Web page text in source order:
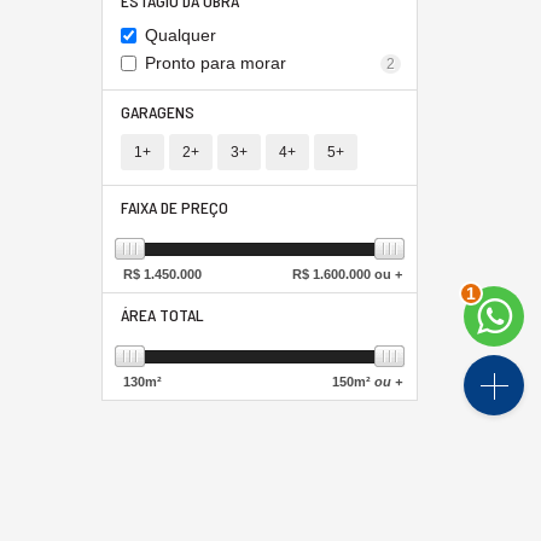
Qualquer
Pronto para morar
2
GARAGENS
1+ 2+ 3+ 4+ 5+
FAIXA DE PREÇO
R$ 1.450.000 R$1.600.000 ou +
ÁREA TOTAL
130m² 150m²ou +
2